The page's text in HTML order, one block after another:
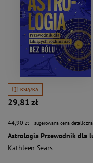
KSIĄŻKA
29,81 zł
44,90 zł - sugerowana cena detaliczna
Kathleen Sears